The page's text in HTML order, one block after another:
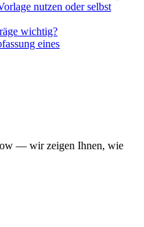
nutzen oder selbst
wichtig?
eines
— wir zeigen Ihnen, wie